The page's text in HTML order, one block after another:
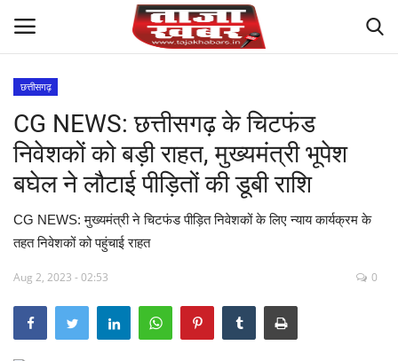
देश
मध्य प्रदेश
विश्व
विदेश
छत्तीसगढ़
CG NEWS: छत्तीसगढ़ के चिटफंड
निवेशकों को बड़ी राहत, मुख्यमंत्री भूपेश
बघेल ने लौटाई पीड़ितों की डूबी राशि
CG NEWS: मुख्यमंत्री ने चिटफंड पीड़ित निवेशकों के लिए न्याय कार्यक्रम के
तहत निवेशकों को पहुंचाई राहत
Aug 2, 2023 - 02:53 0